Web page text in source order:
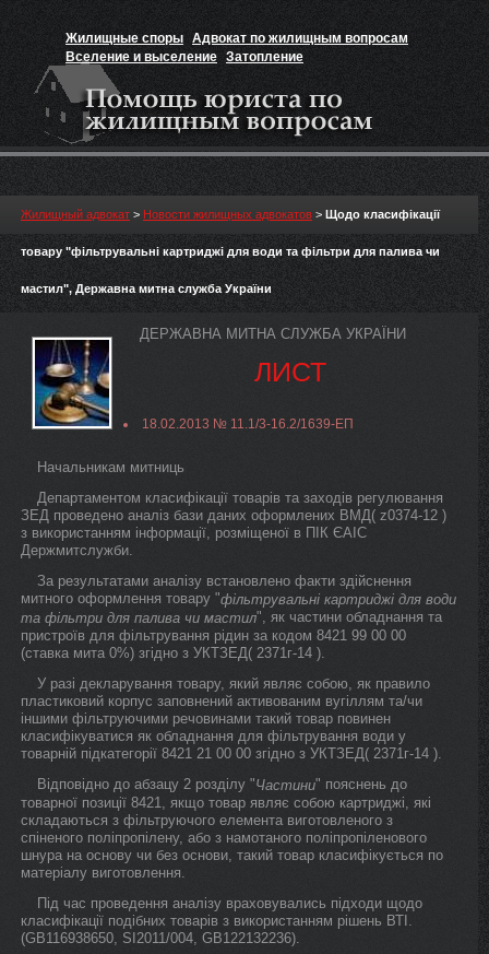
Жилищные споры Адвокат по жилищным вопросам
Вселение и выселение Затопление
Признание прав на жильё
Жилищный адвокат > Новости жилищных адвокатов > Щодо класифікації
товару "фільтрувальні картриджі для води та фільтри для палива чи
мастил", Державна митна служба України
ДЕРЖАВНА МИТНА СЛУЖБА УКРАЇНИ
ЛИСТ
18.02.2013 № 11.1/3-16.2/1639-ЕП
Начальникам митниць
Департаментом класифікації товарів та заходів регулювання
ЗЕД проведено аналіз бази даних оформлених ВМД( z0374-12 )
з використанням інформації, розміщеної в ПIК ЄАIС
Держмитслужби.
За результатами аналізу встановлено факти здійснення
митного оформлення товару "фільтрувальні картриджі для води
та фільтри для палива чи мастил", як частини обладнання та
пристроїв для фільтрування рідин за кодом 8421 99 00 00
(ставка мита 0%) згідно з УКТЗЕД( 2371г-14 ).
У разі декларування товару, який являє собою, як правило
пластиковий корпус заповнений активованим вугіллям та/чи
іншими фільтруючими речовинами такий товар повинен
класифікуватися як обладнання для фільтрування води у
товарній підкатегорії 8421 21 00 00 згідно з УКТЗЕД( 2371г-14 ).
Відповідно до абзацу 2 розділу "Частини" пояснень до
товарної позиції 8421, якщо товар являє собою картриджі, які
складаються з фільтруючого елемента виготовленого з
спіненого поліпропілену, або з намотаного поліпропіленового
шнура на основу чи без основи, такий товар класифікується по
матеріалу виготовлення.
Під час проведення аналізу враховувались підходи щодо
класифікації подібних товарів з використанням рішень ВТI.
(GB116938650, SI2011/004, GB122132236).